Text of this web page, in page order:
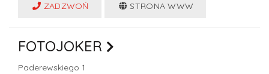
ZADZWOŃ STRONA WWW
FOTOJOKER
Paderewskiego 1